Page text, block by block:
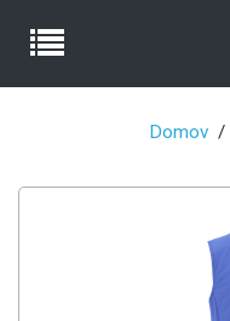
Domov